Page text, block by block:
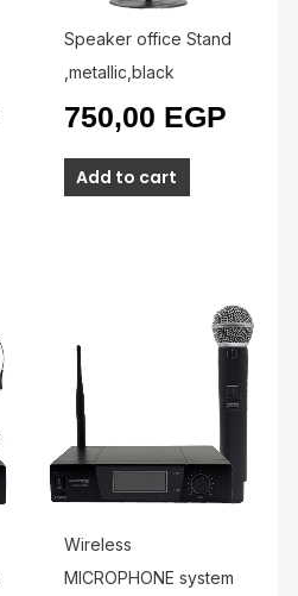
Speaker office Stand
,metallic,black
750,00 EGP
Add to cart
Wireless
MICROPHONE system